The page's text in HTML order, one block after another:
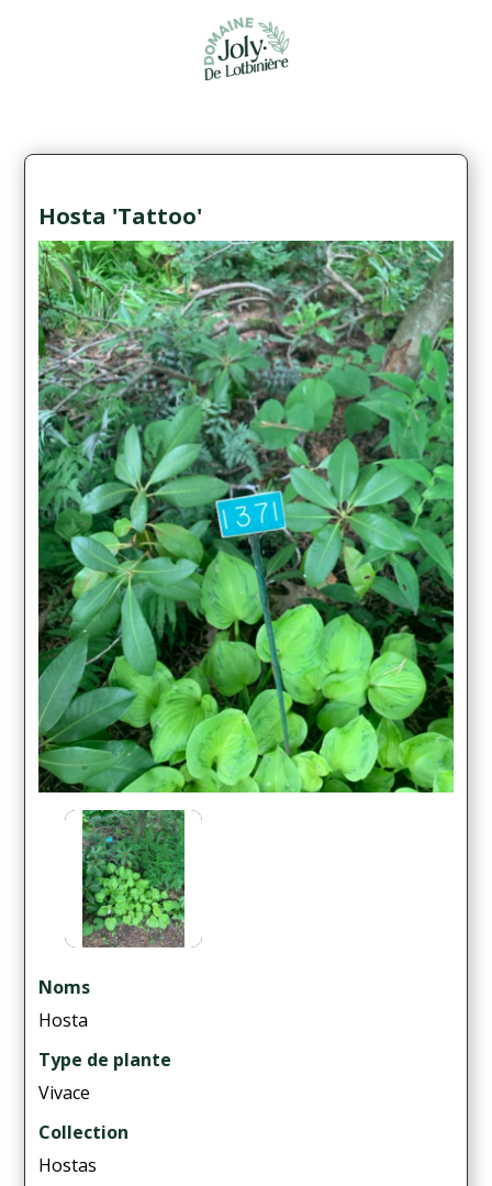
Hosta 'Tattoo'
Noms
Hosta
Type de plante
Vivace
Collection
Hostas